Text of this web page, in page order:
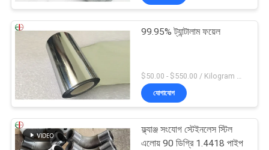
99.95% ট্যান্টালাম ফয়েল
যোগাযোগ
ফ্ল্যাঞ্জ সংযোগ স্টেইনলেস স্টিল
এলোয় 90 ডিগ্রি 1.4418 পাইপ